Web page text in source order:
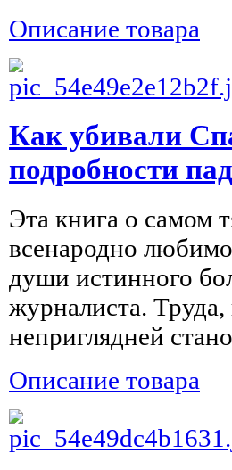
Описание товара
Как убивали
подробности
Эта книга о самом
всенародно
души истинного
журналиста.
неприглядней
Описание товара